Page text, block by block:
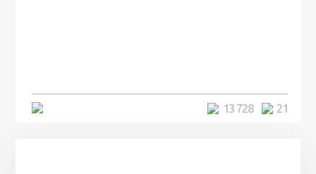
21
13 728